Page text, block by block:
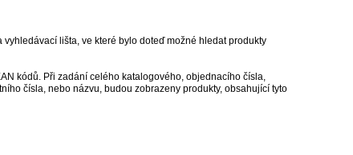
lišta, ve které bylo doteď možné hledat produkty
kódů. Při zadání celého katalogového, objednacího čísla,
čísla, nebo názvu, budou zobrazeny produkty, obsahující tyto